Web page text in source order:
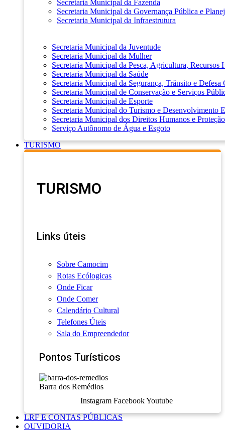
Secretaria Municipal da Fazenda
Secretaria Municipal da Governança Pública e
Secretaria Municipal da Infraestrutura
Secretaria Municipal da Juventude
Secretaria Municipal da Mulher
Secretaria Municipal da Pesca, Agricultura, Recursos
Secretaria Municipal da Saúde
Secretaria Municipal da Segurança, Trânsito e Defesa
Secretaria Municipal de Conservação e Serviços
Secretaria Municipal de Esporte
Secretaria Municipal do Turismo e Desenvolvimento
Secretaria Municipal dos Direitos Humanos e
Serviço Autônomo de Água e Esgoto
TURISMO
TURISMO
Links úteis
Sobre Camocim
Rotas Ecólogicas
Onde Ficar
Onde Comer
Calendário Cultural
Telefones Úteis
Sala do Empreendedor
Pontos Turísticos
Barra dos Remédios
Instagram Facebook Youtube
LRF E CONTAS PÚBLICAS
OUVIDORIA